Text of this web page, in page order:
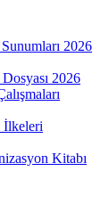
2026
2026
İlkeleri
Kitabı